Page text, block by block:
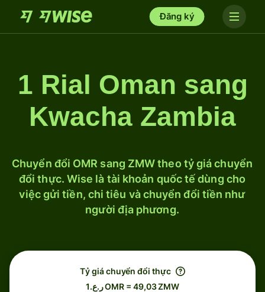
Đăng ký
1 Rial Oman sang
Kwacha Zambia
Chuyển đổi OMR sang ZMW theo tỷ giá chuyển
đổi thực. Wise là tài khoản quốc tế dùng cho
việc gửi tiền, chi tiêu và chuyển đổi tiền như
người địa phương.
Tỷ giá chuyển đổi thực
ر.ع.1 OMR = 49,03 ZMW